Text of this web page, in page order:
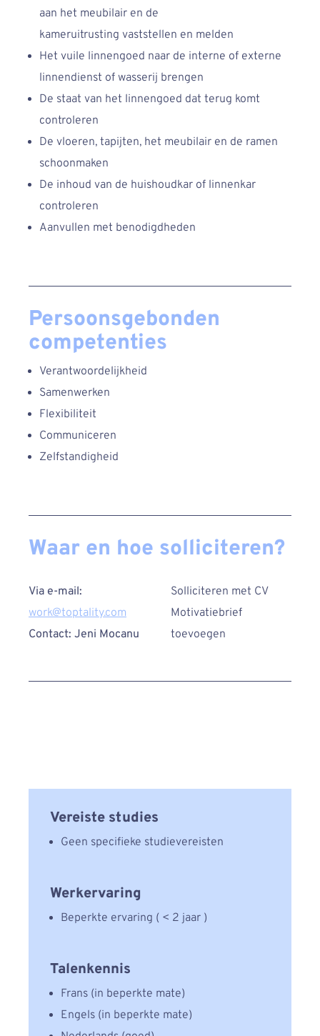
aan het meubilair en de
kameruitrusting vaststellen en melden
Het vuile linnengoed naar de interne of externe
linnendienst of wasserij brengen
De staat van het linnengoed dat terug komt
controleren
De vloeren, tapijten, het meubilair en de ramen
schoonmaken
De inhoud van de huishoudkar of linnenkar
controleren
Aanvullen met benodigdheden
Persoonsgebonden
competenties
Verantwoordelijkheid
Samenwerken
Flexibiliteit
Communiceren
Zelfstandigheid
Waar en hoe solliciteren?
Via e-mail:
work@toptality.com
Contact: Jeni Mocanu
Solliciteren met CV
Motivatiebrief
toevoegen
Vereiste studies
Geen speciﬁeke studievereisten
Werkervaring
Beperkte ervaring ( < 2 jaar )
Talenkennis
Frans (in beperkte mate)
Engels (in beperkte mate)